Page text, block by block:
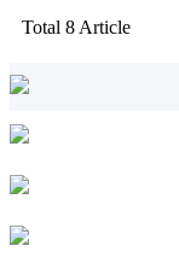
Total 8 Article